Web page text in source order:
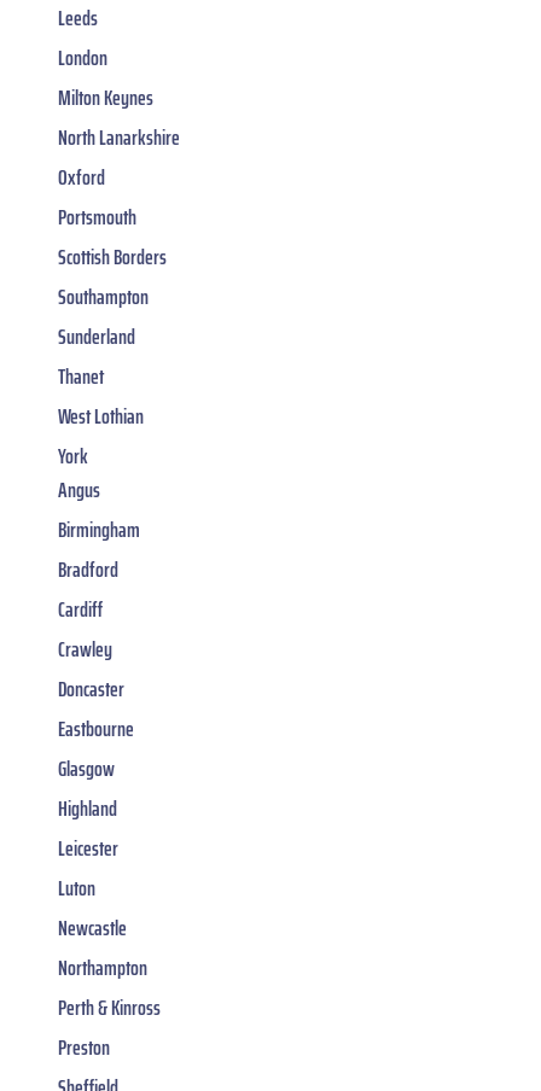
Leeds
London
Milton Keynes
North Lanarkshire
Oxford
Portsmouth
Scottish Borders
Southampton
Sunderland
Thanet
West Lothian
York
Angus
Birmingham
Bradford
Cardiff
Crawley
Doncaster
Eastbourne
Glasgow
Highland
Leicester
Luton
Newcastle
Northampton
Perth & Kinross
Preston